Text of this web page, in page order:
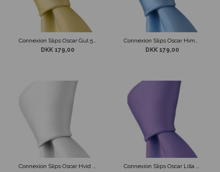
Connexion Slips Oscar Gul 5 cm
DKK 179,00
Connexion Slips Oscar Himmel Blå 5 cm
DKK 179,00